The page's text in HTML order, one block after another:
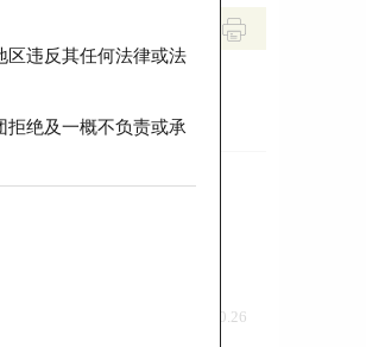
区违反其任何法律或法
拒绝及一概不负责或承
0.26